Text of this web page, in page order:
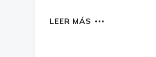
LEER MÁS